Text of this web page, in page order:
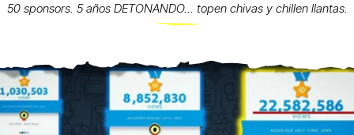
50 sponsors. 5 años DETONANDO... topen chivas y chillen llantas.